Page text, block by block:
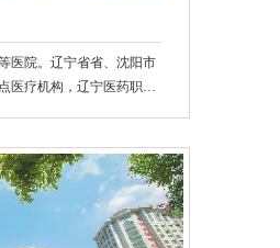
医院。辽宁省省、沈阳市
医疗机构，辽宁医药职业